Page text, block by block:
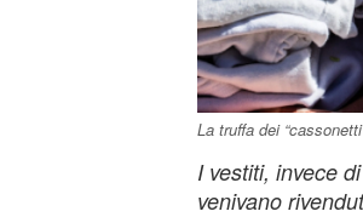
La truffa dei
I vestiti, invece
venivano